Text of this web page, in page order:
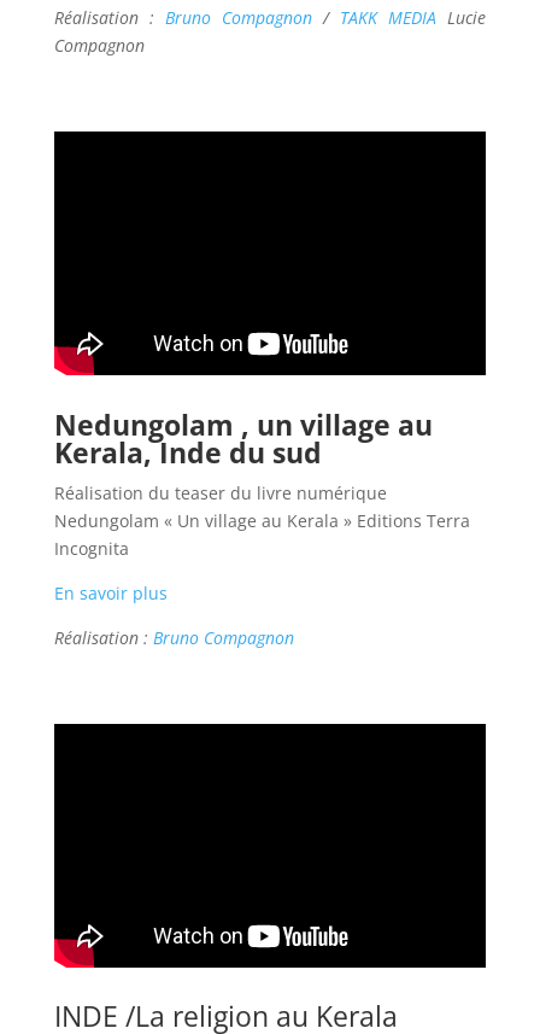
Réalisation : Bruno Compagnon/ TAKK MEDIA Lucie
Compagnon
Nedungolam , un village au
Kerala, Inde du sud
Réalisation du teaser du livre numérique
Nedungolam « Un village au Kerala » Editions Terra
Incognita
En savoir plus
Réalisation : Bruno Compagnon
INDE /La religion au Kerala